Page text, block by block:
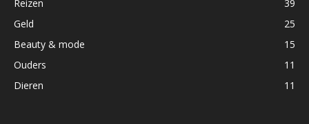
Reizen
39
Geld
25
Beauty & mode
15
Ouders
11
Dieren
11